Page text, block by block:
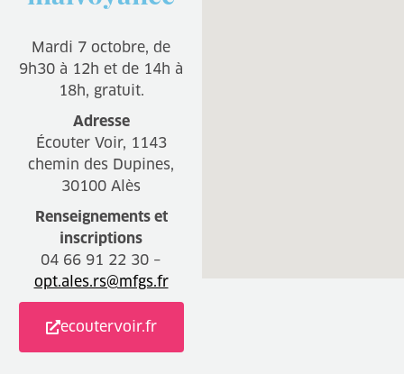
Mardi 7 octobre, de
9h30 à 12h et de 14h à
18h, gratuit.
Adresse
Écouter Voir, 1143
chemin des Dupines,
30100 Alès
Renseignements et
inscriptions
04 66 91 22 30 –
opt.ales.rs@mfgs.fr
ecoutervoir.fr